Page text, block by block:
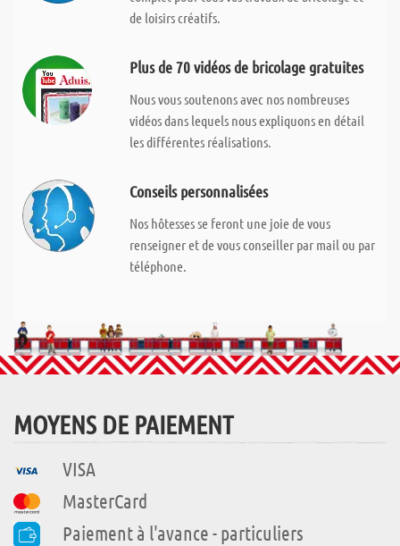
de loisirs créatifs.
Plus de 70 vidéos de bricolage gratuites
Nous vous soutenons avec nos nombreuses
vidéos dans lequels nous expliquons en détail
les différentes réalisations.
Conseils personnalisées
Nos hôtesses se feront une joie de vous
renseigner et de vous conseiller par mail ou par
téléphone.
MOYENS DE PAIEMENT
VISA
MasterCard
Paiement à l'avance - particuliers